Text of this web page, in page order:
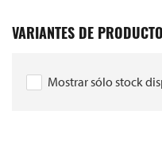
VARIANTES DE
Mostrar sólo stock